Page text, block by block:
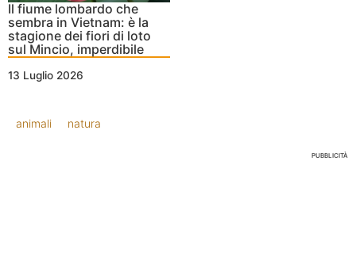
Il fiume lombardo che
sembra in Vietnam: è la
stagione dei fiori di loto
sul Mincio, imperdibile
13 Luglio 2026
animali natura
PUBBLICITÀ